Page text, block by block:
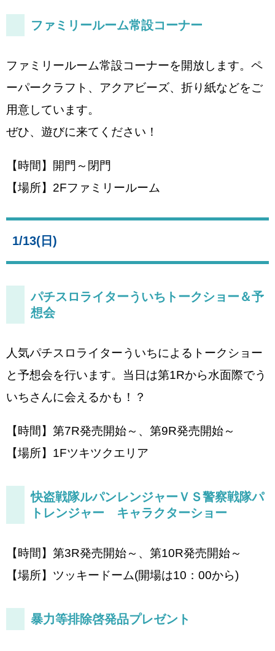
ファミリールーム常設コーナー
ファミリールーム常設コーナーを開放します。ペ
ーパークラフト、アクアビーズ、折り紙などをご
用意しています。
ぜひ、遊びに来てください！
【時間】開門～閉門
【場所】2Fファミリールーム
1/13(日)
パチスロライターういちトークショー＆予
想会
人気パチスロライターういちによるトークショー
と予想会を行います。当日は第1Rから水面際でう
いちさんに会えるかも！？
【時間】第7R発売開始～、第9R発売開始～
【場所】1Fツキツクエリア
快盗戦隊ルパンレンジャーＶＳ警察戦隊パ
トレンジャー キャラクターショー
【時間】第3R発売開始～、第10R発売開始～
【場所】ツッキードーム(開場は10：00から)
暴力等排除啓発品プレゼント